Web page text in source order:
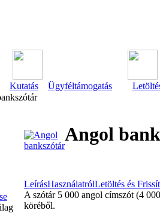
Kutatás Ügyféltámogatás
Angol
LeírásHasználatrólLetöltés és
A szótár 5 000 angol címszót (4
köréből.